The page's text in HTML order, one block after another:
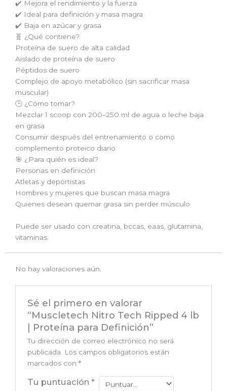
✔️ Mejora el rendimiento y la fuerza
✔️ Ideal para definición y masa magra
✔️ Baja en azúcar y grasa
🧬 ¿Qué contiene?
Proteína de suero de alta calidad
Aislado de proteína de suero
Péptidos de suero
Complejo de apoyo metabólico (sin sacrificar masa
muscular)
🕒 ¿Cómo tomar?
Mezclar 1 scoop con 200–250 ml de agua o leche baja
en grasa
Consumir después del entrenamiento o como
complemento proteico diario
🎯 ¿Para quién es ideal?
Personas en definición
Atletas y deportistas
Hombres y mujeres que buscan masa magra
Quienes desean quemar grasa sin perder músculo
Puede ser usado con creatina, bccas, eaas, glutamina,
vitaminas.
No hay valoraciones aún.
Sé el primero en valorar
“Muscletech Nitro Tech Ripped 4 lb
| Proteína para Definición”
Tu dirección de correo electrónico no será
publicada.
Los campos obligatorios están
marcados con *
Tu puntuación *